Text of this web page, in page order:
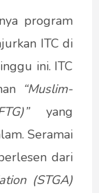
program
ITC di
ini. ITC
“Muslim-
yang
Seramai
dari
(STGA)